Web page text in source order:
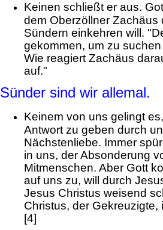
Keinen schließt er aus.
dem Oberzöllner
Sündern einkehren will.
gekommen, um zu
Wie reagiert Zachäus
auf."
Sünder sind wir allemal.
Keinem von uns gelingt
Antwort zu geben durch
Nächstenliebe. Immer
in uns, der Absonderung
Mitmenschen. Aber Gott
auf uns zu, will durch
Jesus Christus weisend
Christus, der
[4]